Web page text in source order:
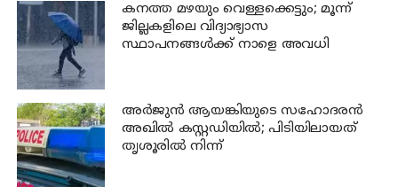
കനത്ത മഴയും വെള്ളക്കെട്ടും; മൂന്ന്‌
ജില്ലകളിലെ വിദ്യാഭ്യാസ
സ്ഥാപനങ്ങള്‍ക്ക് നാളെ അവധി
അര്‍ജുന്‍ ആയങ്കിയുടെ സഹോദരന്‍
അഖില്‍ കസ്റ്റഡിയില്‍; പിടിയിലായത്
തൃശൂരില്‍ നിന്ന്